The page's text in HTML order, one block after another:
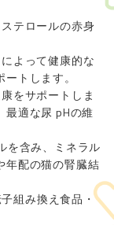
テロールの赤身
よって健康的な
トします。
をサポートしま
最適な尿 pHの維
を含み、ミネラル
年配の猫の腎臓結
組み換え食品・